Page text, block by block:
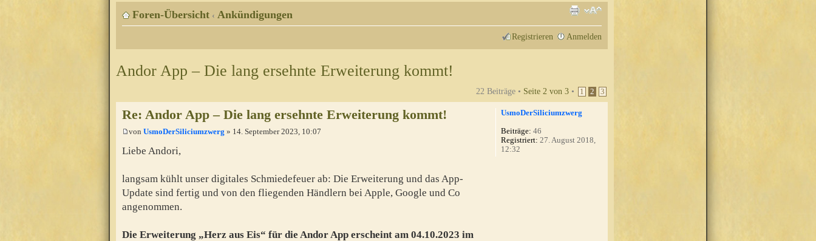
Foren-Übersicht ‹ Ankündigungen
Registrieren Anmelden
Andor App – Die lang ersehnte Erweiterung kommt!
22 Beiträge • Seite 2 von 3 • 1 2 3
Re: Andor App – Die lang ersehnte Erweiterung kommt!
von UsmoDerSiliciumzwerg » 14. September 2023, 10:07
Liebe Andori,
langsam kühlt unser digitales Schmiedefeuer ab: Die Erweiterung und das App-
Update sind fertig und von den fliegenden Händlern bei Apple, Google und Co
angenommen.
Die Erweiterung „Herz aus Eis“ für die Andor App erscheint am 04.10.2023 im
UsmoDerSiliciumzwerg
Beiträge: 46
Registriert: 27. August 2018,
12:32